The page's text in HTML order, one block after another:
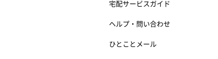
宅配サービスガイド
ヘルプ・問い合わせ
ひとことメール